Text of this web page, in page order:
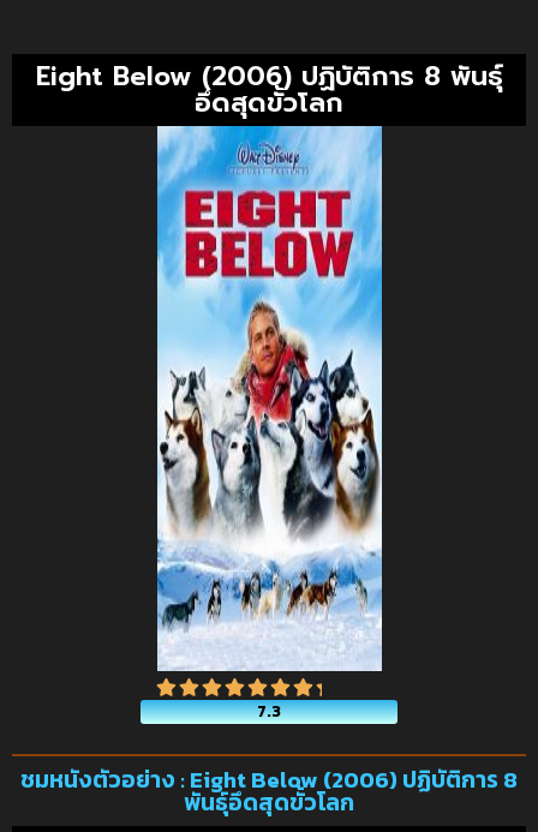
Eight Below (2006) ปฏิบัติการ 8 พันธุ์
อึดสุดขั้วโลก
7.3
ชมหนังตัวอย่าง : Eight Below (2006) ปฏิบัติการ 8
พันธุ์อึดสุดขั้วโลก